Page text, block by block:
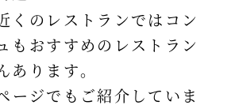
くのレストランではコン
もおすすめのレストラン
あります。
ージでもご紹介していま